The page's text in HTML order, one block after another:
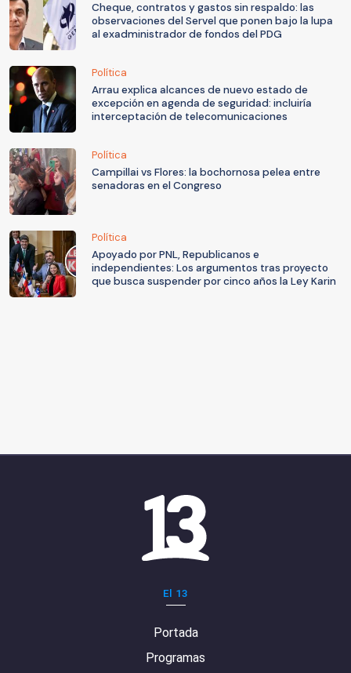
Cheque, contratos y gastos sin respaldo: las
observaciones del Servel que ponen bajo la lupa
al exadministrador de fondos del PDG
Política
Arrau explica alcances de nuevo estado de
excepción en agenda de seguridad: incluiría
interceptación de telecomunicaciones
Política
Campillai vs Flores: la bochornosa pelea entre
senadoras en el Congreso
Política
Apoyado por PNL, Republicanos e
independientes: Los argumentos tras proyecto
que busca suspender por cinco años la Ley Karin
El 13
Portada
Programas